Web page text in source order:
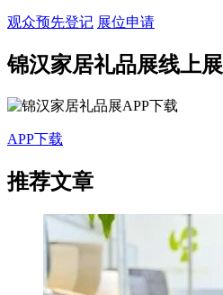
观众预先登记 展位申请
锦汉家居礼品展线上展
APP下载
推荐文章